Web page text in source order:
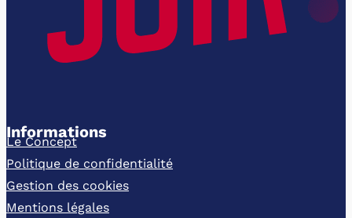
Informations
Le Concept
Politique de confidentialité
Gestion des cookies
Mentions légales